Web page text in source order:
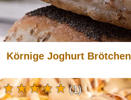
Körnige Joghurt Brötchen
(1)